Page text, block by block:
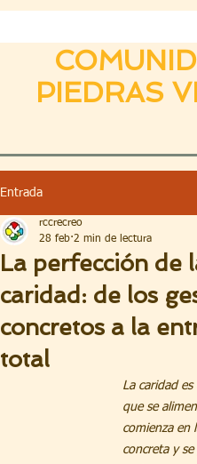
PIEDRAS
Entrada
La perfección de
caridad: de los
concretos a la
total
rccrecreo
28 feb 2 min de lectura
La caridad
que se
comienza en
concreta y